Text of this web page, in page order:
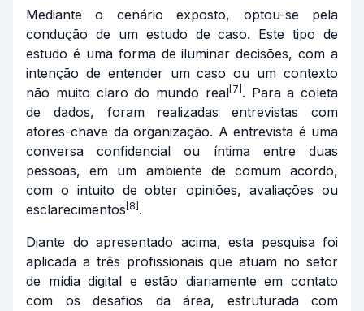
Mediante o cenário exposto, optou-se pela
condução de um estudo de caso. Este tipo de
estudo é uma forma de iluminar decisões, com a
intenção de entender um caso ou um contexto
não muito claro do mundo real[7] . Para a coleta
de dados, foram realizadas entrevistas com
atores-chave da organização. A entrevista é uma
conversa confidencial ou íntima entre duas
pessoas, em um ambiente de comum acordo,
com o intuito de obter opiniões, avaliações ou
esclarecimentos [8] .
Diante do apresentado acima, esta pesquisa foi
aplicada a três profissionais que atuam no setor
de mídia digital e estão diariamente em contato
com os desafios da área, estruturada com